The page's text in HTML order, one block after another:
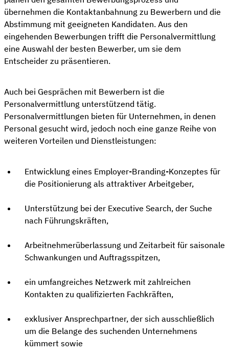
übernehmen die Kontaktanbahnung zu Bewerbern und die
Abstimmung mit geeigneten Kandidaten. Aus den
eingehenden Bewerbungen trifft die Personalvermittlung
eine Auswahl der besten Bewerber, um sie dem
Entscheider zu präsentieren.
Auch bei Gesprächen mit Bewerbern ist die
Personalvermittlung unterstützend tätig.
Personalvermittlungen bieten für Unternehmen, in denen
Personal gesucht wird, jedoch noch eine ganze Reihe von
weiteren Vorteilen und Dienstleistungen:
Entwicklung eines Employer-Branding-Konzeptes für
die Positionierung als attraktiver Arbeitgeber,
Unterstützung bei der Executive Search, der Suche
nach Führungskräften,
Arbeitnehmerüberlassung und Zeitarbeit für saisonale
Schwankungen und Auftragsspitzen,
ein umfangreiches Netzwerk mit zahlreichen
Kontakten zu qualifizierten Fachkräften,
exklusiver Ansprechpartner, der sich ausschließlich
um die Belange des suchenden Unternehmens
kümmert sowie